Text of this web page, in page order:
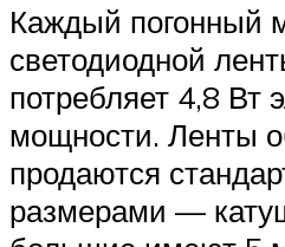
Каждый погонный
светодиодной
потребляет 4,8 Вт
мощности. Ленты
продаются
размерами —